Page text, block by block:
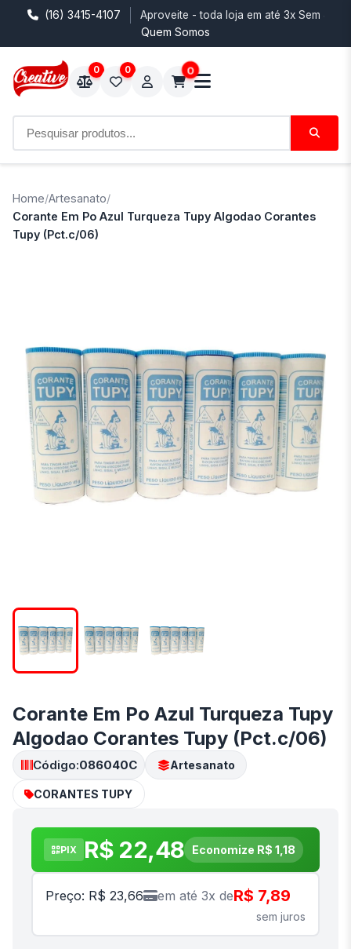
(16) 3415-4107 Aproveite - toda loja em até 3x Sem
Quem Somos
0 0 0
Home/Artesanato/
Corante Em Po Azul Turqueza Tupy Algodao Corantes
Tupy (Pct.c/06)
Corante Em Po Azul Turqueza Tupy
Algodao Corantes Tupy (Pct.c/06)
Código:086040C Artesanato
CORANTES TUPY
PIX R$ 22,48 Economize R$ 1,18
Preço: R$ 23,66 em até 3x deR$ 7,89
sem juros